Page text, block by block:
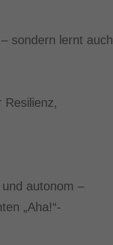
sondern lernt auch
Resilienz,
autonom –
„Aha!“-